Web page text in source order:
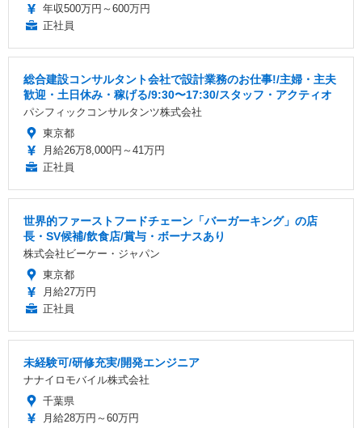
年収500万円～600万円
正社員
総合建設コンサルタント会社で設計業務のお仕事!/主婦・主夫
歓迎・土日休み・稼げる/9:30〜17:30/スタッフ・アクティオ
パシフィックコンサルタンツ株式会社
東京都
月給26万8,000円～41万円
正社員
世界的ファーストフードチェーン「バーガーキング」の店
長・SV候補/飲食店/賞与・ボーナスあり
株式会社ビーケー・ジャパン
東京都
月給27万円
正社員
未経験可/研修充実/開発エンジニア
ナナイロモバイル株式会社
千葉県
月給28万円～60万円